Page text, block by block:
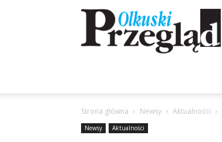
Przegląd
Olkuski
Strona główna Newsy Aktualności
Newsy Aktualności